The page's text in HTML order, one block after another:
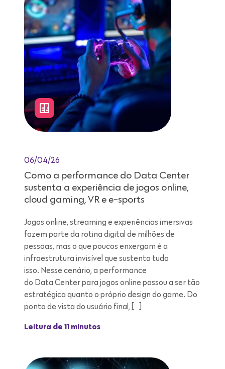
06/04/26
Como a performance do Data Center
sustenta a experiência de jogos online,
cloud gaming, VR e e-sports
Jogos online, streaming e experiências imersivas
fazem parte da rotina digital de milhões de
pessoas, mas o que poucos enxergam é a
infraestrutura invisível que sustenta tudo
isso. Nesse cenário, a performance
do Data Center para jogos online passou a ser tão
estratégica quanto o próprio design do game. Do
ponto de vista do usuário final, […]
Leitura de 11 minutos